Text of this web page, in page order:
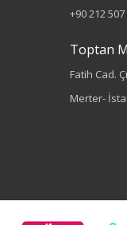
+90 212
Toptan
Fatih Cad.
Merter-